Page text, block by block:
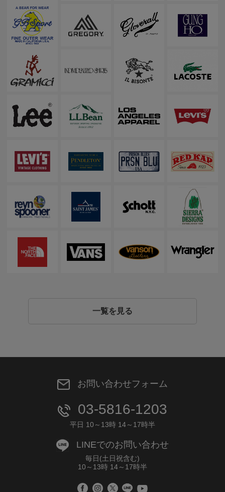
一覧を見る
お問い合わせフォーム
03-5816-1203
平日 10～13時 14～17時半
LINEでのお問い合わせ
毎日(土日祝含む)
10～13時 14～17時半